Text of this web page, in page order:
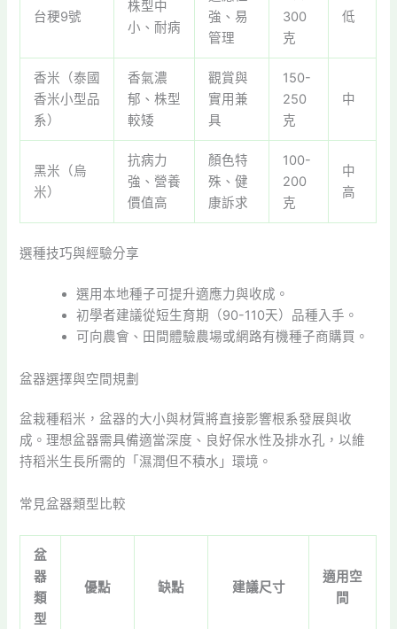
台稉9號
株型中
小、耐病
強、易
管理
300
克
低
香米（泰國
香米小型品
系）
香氣濃
郁、株型
較矮
觀賞與
實用兼
具
150-
250
克
中
黑米（烏
米）
抗病力
強、營養
價值高
顏色特
殊、健
康訴求
100-
200
克
中
高
選種技巧與經驗分享
選用本地種子可提升適應力與收成。
初學者建議從短生育期（90-110天）品種入手。
可向農會、田間體驗農場或網路有機種子商購買。
盆器選擇與空間規劃
盆栽種稻米，盆器的大小與材質將直接影響根系發展與收
成。理想盆器需具備適當深度、良好保水性及排水孔，以維
持稻米生長所需的「濕潤但不積水」環境。
常見盆器類型比較
盆
器
類
型
優點 缺點 建議尺寸
適用空
間